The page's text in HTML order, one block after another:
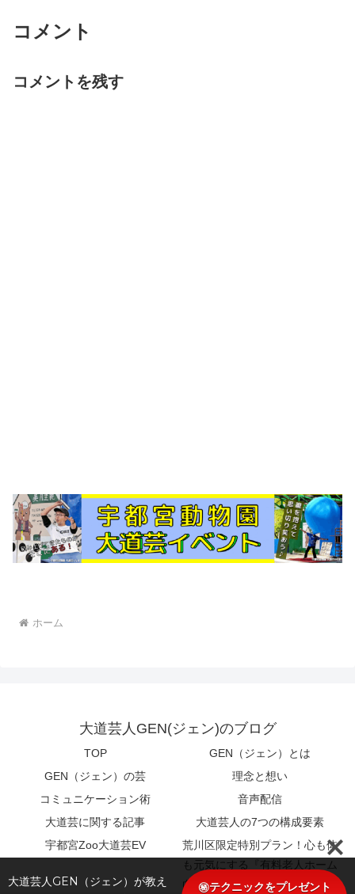
コメント
コメントを残す
ホーム
大道芸人GEN(ジェン)のブログ
TOP
GEN（ジェン）とは
GEN（ジェン）の芸
理念と想い
コミュニケーション術
音声配信
大道芸に関する記事
大道芸人の7つの構成要素
宇都宮Zoo大道芸EV
荒川区限定特別プラン！心も体
も元気にする『有料老人ホーム
向け特別エンターテイメント』
大道芸人GEN（ジェン）が教え
㊙テクニックをプレゼント